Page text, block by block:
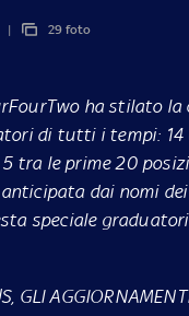
29 foto
ha stilato la
di tutti i tempi: 14
tra le prime 20
dai nomi
speciale
GLI